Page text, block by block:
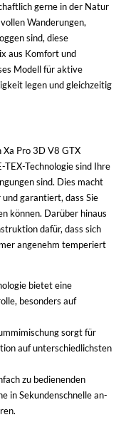
gerne in der Natur
Wanderungen,
sind, diese
aus Komfort und
Modell für aktive
legen und gleichzeitig
Xa Pro 3D V8 GTX
TEX-Technologie sind Ihre
sind. Dies macht
garantiert, dass Sie
können. Darüber hinaus
dafür, dass sich
angenehm temperiert
bietet eine
besonders auf
sorgt für
auf unterschiedlichsten
zu bedienenden
in Sekundenschnelle an-